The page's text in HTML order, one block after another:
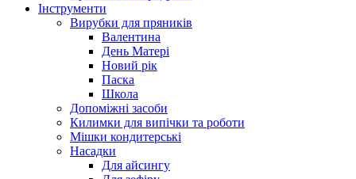
Інструменти
Вирубки для пряників
Валентина
День Матері
Новий рік
Паска
Школа
Допоміжні засоби
Килимки для випічки та роботи
Мішки кондитерські
Насадки
Для айсингу